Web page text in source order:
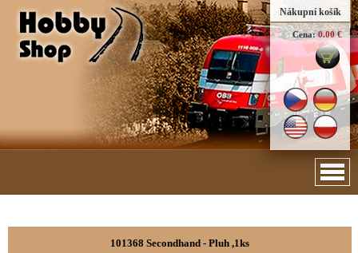
Nákupní košík
Cena: 0.00 €
101368 Secondhand - Pluh ,1ks